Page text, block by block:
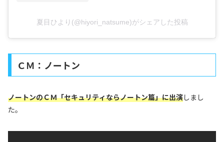
夏目ひより(@hiyori_natsume)がシェアした投稿
ＣＭ：ノートン
ノートンのＣＭ「セキュリティならノートン篇」に出演しまし
た。